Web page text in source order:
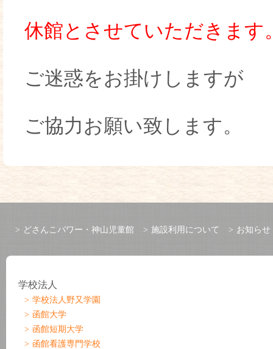
休館とさせていただきます
ご迷惑をお掛けしますが
ご協力お願い致します。
どさんこパワー・神山児童館 施設利用について お知らせ
学校法人
学校法人野又学園
函館大学
函館短期大学
函館看護専門学校